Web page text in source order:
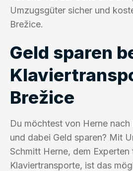
Umzugsgüter sicher und
Brežice.
Geld sparen
Brežice
Du möchtest von Herne nach
und dabei Geld sparen? Mit
Schmitt Herne, dem Experten
Klaviertransporte, ist das